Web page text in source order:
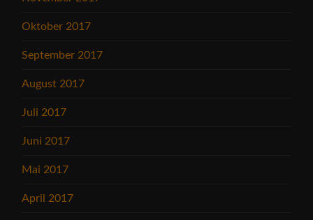
Oktober 2017
September 2017
August 2017
Juli 2017
Juni 2017
Mai 2017
April 2017